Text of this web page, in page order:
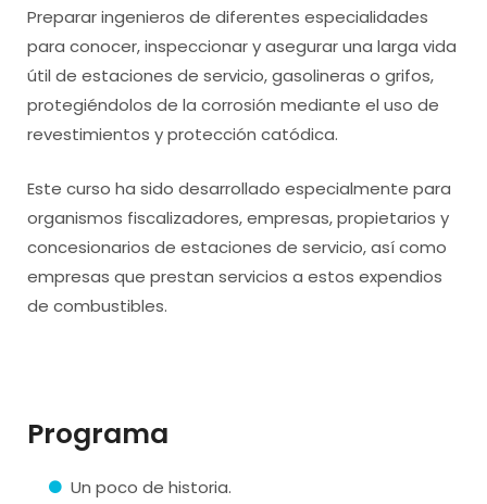
Preparar ingenieros de diferentes especialidades
para conocer, inspeccionar y asegurar una larga vida
útil de estaciones de servicio, gasolineras o grifos,
protegiéndolos de la corrosión mediante el uso de
revestimientos y protección catódica.
Este curso ha sido desarrollado especialmente para
organismos fiscalizadores, empresas, propietarios y
concesionarios de estaciones de servicio, así como
empresas que prestan servicios a estos expendios
de combustibles.
Programa
Un poco de historia.